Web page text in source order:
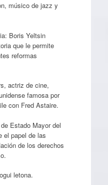
músico de jazz y
Boris Yeltsin
que le permite
reformas
actriz de cine,
famosa por
con Fred Astaire.
Estado Mayor del
el papel de las
de los derechos
letona.